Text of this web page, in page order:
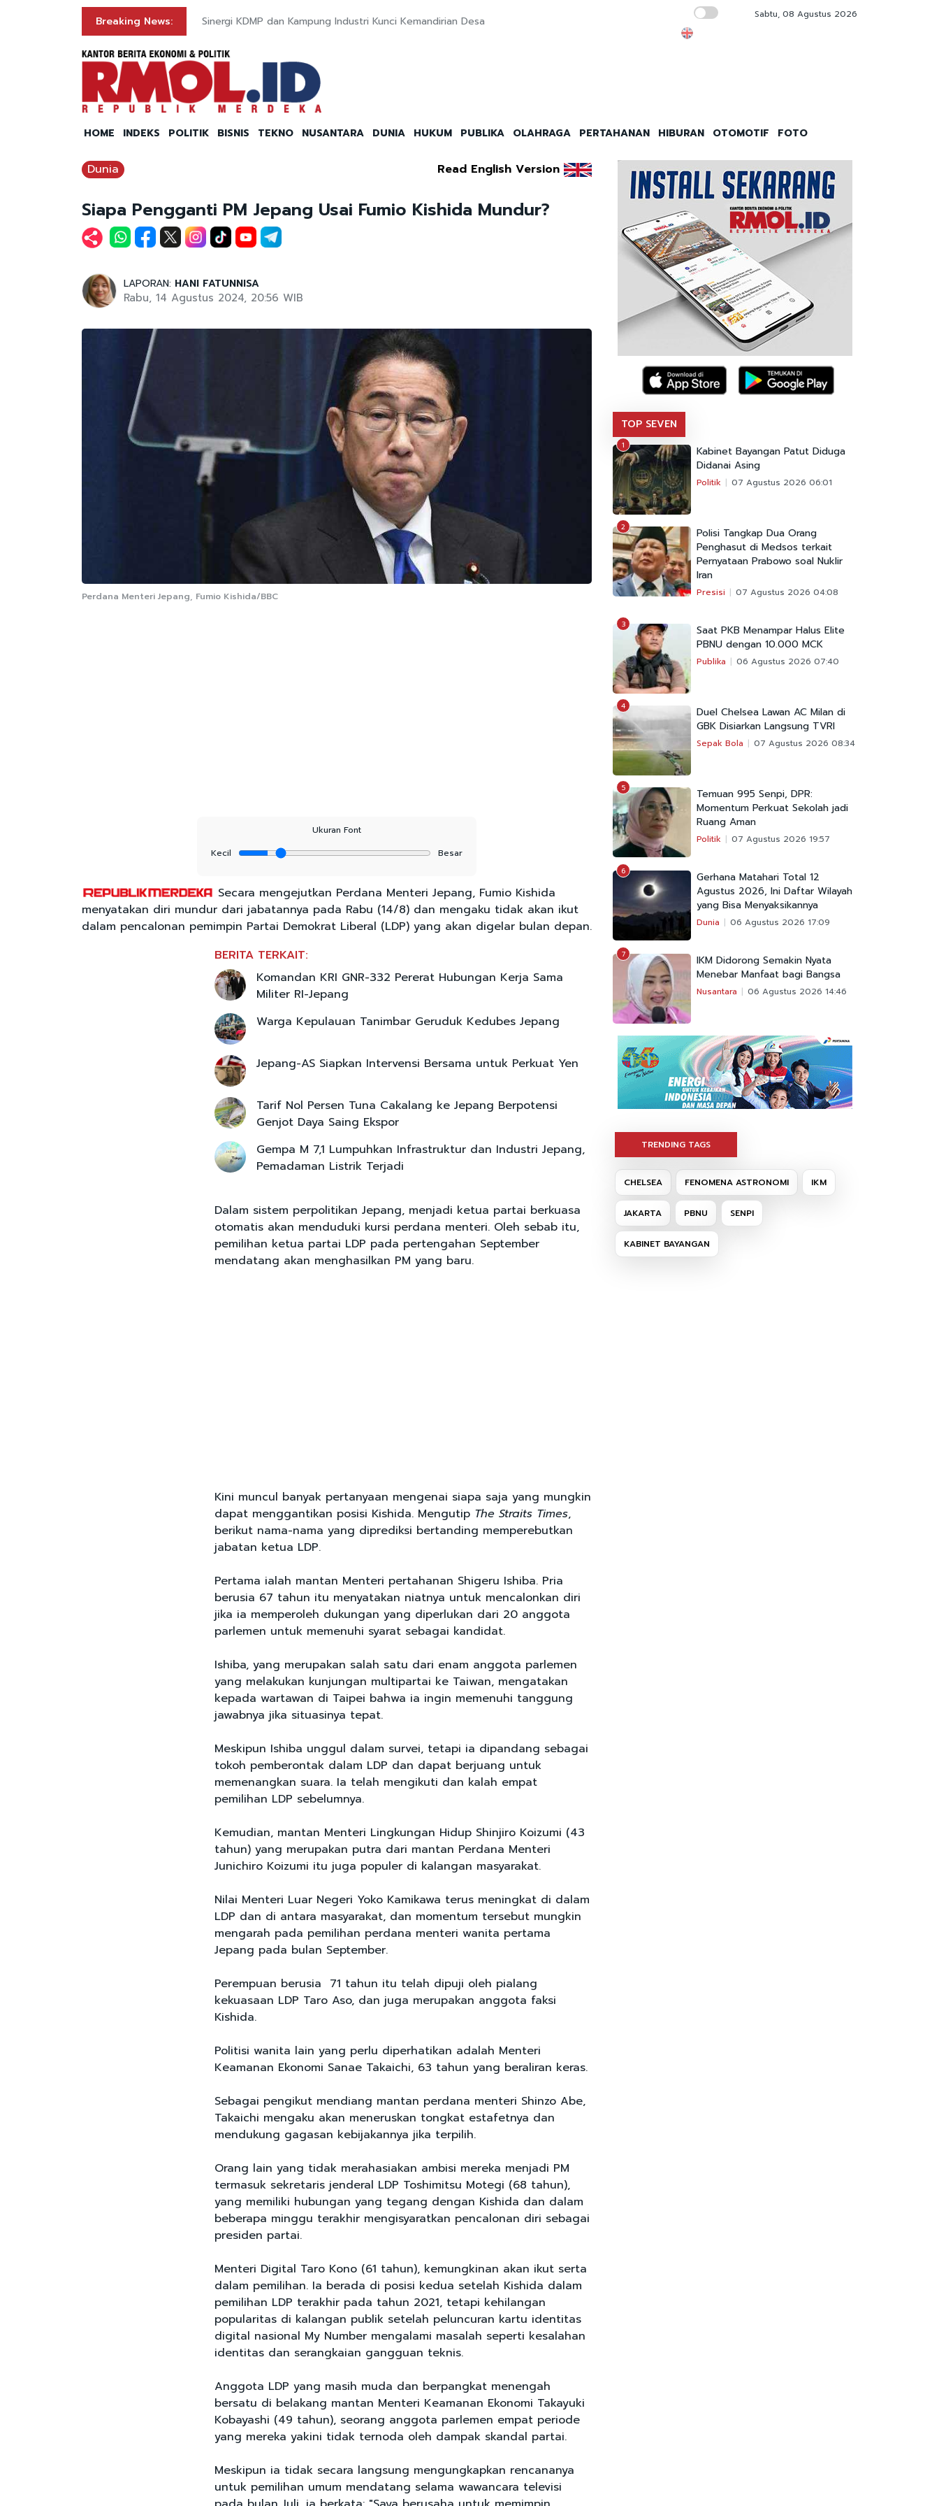
Breaking News: Sinergi KDMP dan Kampung Industri Kunci Kemandirian Desa UGM Harus Buka Ijazah Jokowi ke Publik
Sabtu, 08 Agustus 2026
HOME INDEKS POLITIK BISNIS TEKNO NUSANTARA DUNIA HUKUM PUBLIKA OLAHRAGA PERTAHANAN HIBURAN OTOMOTIF FOTO
Dunia Read English Version
Siapa Pengganti PM Jepang Usai Fumio Kishida Mundur?
LAPORAN: HANI FATUNNISA
Rabu, 14 Agustus 2024, 20:56 WIB
Perdana Menteri Jepang, Fumio Kishida/BBC
Ukuran Font
Kecil
Besar
Secara mengejutkan Perdana Menteri Jepang, Fumio Kishida
menyatakan diri mundur dari jabatannya pada Rabu (14/8) dan mengaku tidak akan ikut
dalam pencalonan pemimpin Partai Demokrat Liberal (LDP) yang akan digelar bulan depan.
BERITA TERKAIT:
Komandan KRI GNR-332 Pererat Hubungan Kerja Sama
Militer RI-Jepang
Warga Kepulauan Tanimbar Geruduk Kedubes Jepang
Jepang-AS Siapkan Intervensi Bersama untuk Perkuat Yen
Tarif Nol Persen Tuna Cakalang ke Jepang Berpotensi
Genjot Daya Saing Ekspor
Gempa M 7,1 Lumpuhkan Infrastruktur dan Industri Jepang,
Pemadaman Listrik Terjadi
Dalam sistem perpolitikan Jepang, menjadi ketua partai berkuasa
otomatis akan menduduki kursi perdana menteri. Oleh sebab itu,
pemilihan ketua partai LDP pada pertengahan September
mendatang akan menghasilkan PM yang baru.
Kini muncul banyak pertanyaan mengenai siapa saja yang mungkin
dapat menggantikan posisi Kishida. Mengutip The Straits Times,
berikut nama-nama yang diprediksi bertanding memperebutkan
jabatan ketua LDP.
Pertama ialah mantan Menteri pertahanan Shigeru Ishiba. Pria
berusia 67 tahun itu menyatakan niatnya untuk mencalonkan diri
jika ia memperoleh dukungan yang diperlukan dari 20 anggota
parlemen untuk memenuhi syarat sebagai kandidat.
Ishiba, yang merupakan salah satu dari enam anggota parlemen
yang melakukan kunjungan multipartai ke Taiwan, mengatakan
kepada wartawan di Taipei bahwa ia ingin memenuhi tanggung
jawabnya jika situasinya tepat.
Meskipun Ishiba unggul dalam survei, tetapi ia dipandang sebagai
tokoh pemberontak dalam LDP dan dapat berjuang untuk
memenangkan suara. Ia telah mengikuti dan kalah empat
pemilihan LDP sebelumnya.
Kemudian, mantan Menteri Lingkungan Hidup Shinjiro Koizumi (43
tahun) yang merupakan putra dari mantan Perdana Menteri
Junichiro Koizumi itu juga populer di kalangan masyarakat.
Nilai Menteri Luar Negeri Yoko Kamikawa terus meningkat di dalam
LDP dan di antara masyarakat, dan momentum tersebut mungkin
mengarah pada pemilihan perdana menteri wanita pertama
Jepang pada bulan September.
Perempuan berusia 71 tahun itu telah dipuji oleh pialang
kekuasaan LDP Taro Aso, dan juga merupakan anggota faksi
Kishida.
Politisi wanita lain yang perlu diperhatikan adalah Menteri
Keamanan Ekonomi Sanae Takaichi, 63 tahun yang beraliran keras.
Sebagai pengikut mendiang mantan perdana menteri Shinzo Abe,
Takaichi mengaku akan meneruskan tongkat estafetnya dan
mendukung gagasan kebijakannya jika terpilih.
Orang lain yang tidak merahasiakan ambisi mereka menjadi PM
termasuk sekretaris jenderal LDP Toshimitsu Motegi (68 tahun),
yang memiliki hubungan yang tegang dengan Kishida dan dalam
beberapa minggu terakhir mengisyaratkan pencalonan diri sebagai
presiden partai.
Menteri Digital Taro Kono (61 tahun), kemungkinan akan ikut serta
dalam pemilihan. Ia berada di posisi kedua setelah Kishida dalam
pemilihan LDP terakhir pada tahun 2021, tetapi kehilangan
popularitas di kalangan publik setelah peluncuran kartu identitas
digital nasional My Number mengalami masalah seperti kesalahan
identitas dan serangkaian gangguan teknis.
Anggota LDP yang masih muda dan berpangkat menengah
bersatu di belakang mantan Menteri Keamanan Ekonomi Takayuki
Kobayashi (49 tahun), seorang anggota parlemen empat periode
yang mereka yakini tidak ternoda oleh dampak skandal partai.
Meskipun ia tidak secara langsung mengungkapkan rencananya
untuk pemilihan umum mendatang selama wawancara televisi
TOP SEVEN
1
Kabinet Bayangan Patut Diduga
Didanai Asing
Politik 07 Agustus 2026 06:01
2
Polisi Tangkap Dua Orang
Penghasut di Medsos terkait
Pernyataan Prabowo soal Nuklir
Iran
Presisi 07 Agustus 2026 04:08
3
Saat PKB Menampar Halus Elite
PBNU dengan 10.000 MCK
Publika 06 Agustus 2026 07:40
4
Duel Chelsea Lawan AC Milan di
GBK Disiarkan Langsung TVRI
Sepak Bola 07 Agustus 2026 08:34
5
Temuan 995 Senpi, DPR:
Momentum Perkuat Sekolah jadi
Ruang Aman
Politik 07 Agustus 2026 19:57
6
Gerhana Matahari Total 12
Agustus 2026, Ini Daftar Wilayah
yang Bisa Menyaksikannya
Dunia 06 Agustus 2026 17:09
7
IKM Didorong Semakin Nyata
Menebar Manfaat bagi Bangsa
Nusantara 06 Agustus 2026 14:46
TRENDING TAGS
CHELSEA FENOMENA ASTRONOMI IKM
JAKARTA PBNU SENPI
KABINET BAYANGAN